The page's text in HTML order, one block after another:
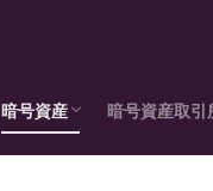
暗号資産
政府・大手企業による活用
暗号資産取引
取引所(国内)
取引所(国外)